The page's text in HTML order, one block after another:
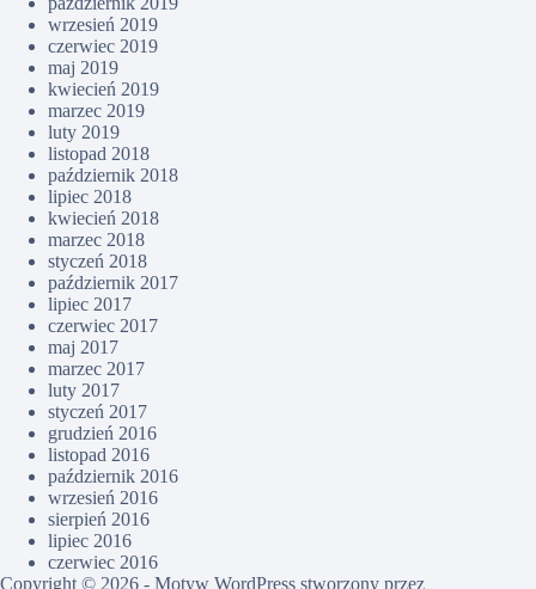
wrzesień 2019
czerwiec 2019
maj 2019
kwiecień 2019
marzec 2019
luty 2019
listopad 2018
październik 2018
lipiec 2018
kwiecień 2018
marzec 2018
styczeń 2018
październik 2017
lipiec 2017
czerwiec 2017
maj 2017
marzec 2017
luty 2017
styczeń 2017
grudzień 2016
listopad 2016
październik 2016
wrzesień 2016
sierpień 2016
lipiec 2016
czerwiec 2016
Copyright © 2026 - Motyw WordPress stworzony przez